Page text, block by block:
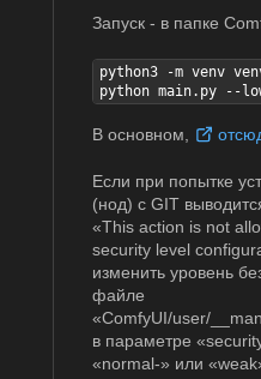
Запуск - в папке
python3 -m venv
python main.py --
В основном,
Если при попытке
(нод) с GIT
«This action is not
security level
изменить уровень
файле
«ComfyUI/user/
в параметре
«normal-» или